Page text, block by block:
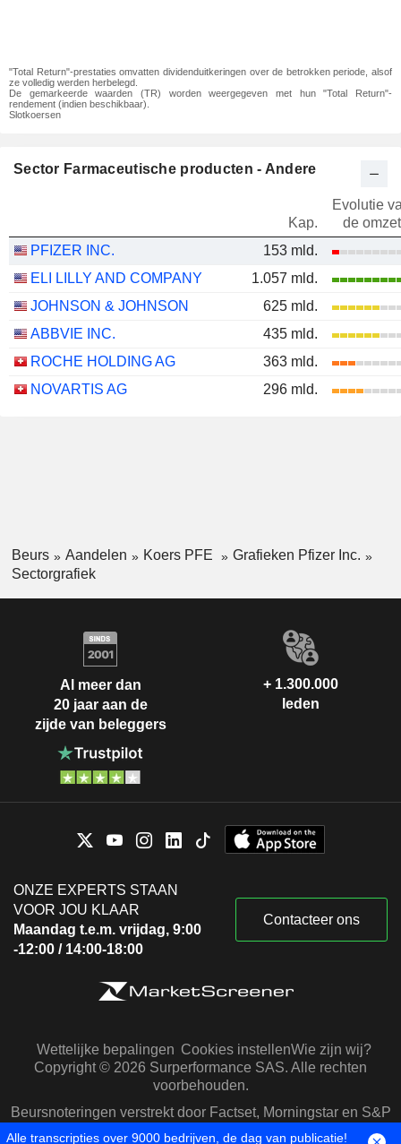
"Total Return"-prestaties omvatten dividenduitkeringen over de betrokken periode, alsof
ze volledig werden herbelegd.
De gemarkeerde waarden (TR) worden weergegeven met hun "Total Return"-
rendement (indien beschikbaar).
Slotkoersen
Sector Farmaceutische producten - Andere
Kap.
Evolutie
de omzet
PFIZER INC.
153 mld.
ELI LILLY AND COMPANY
1.057 mld.
JOHNSON & JOHNSON
625 mld.
ABBVIE INC.
435 mld.
ROCHE HOLDING AG
363 mld.
NOVARTIS AG
296 mld.
Beurs Aandelen Koers PFE
Grafieken Pfizer Inc.
Sectorgrafiek
Al meer dan
20 jaar aan de
zijde van beleggers
+ 1.300.000
leden
ONZE EXPERTS STAAN
VOOR JOU KLAAR
Maandag t.e.m. vrijdag, 9:00
-12:00 / 14:00-18:00
Contacteer ons
Wettelijke bepalingen Cookies instellenWie zijn wij?
Copyright © 2026 Surperformance SAS. Alle rechten
voorbehouden.
Beursnoteringen verstrekt door Factset, Morningstar en S&P
Capital IQ
Alle transcripties over 9000 bedrijven, de dag van publicatie!